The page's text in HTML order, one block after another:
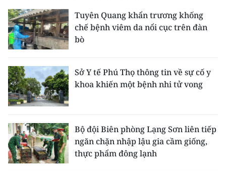
Tuyên Quang khẩn trương khống
chế bệnh viêm da nổi cục trên đàn
bò
Sở Y tế Phú Thọ thông tin về sự cố y
khoa khiến một bệnh nhi tử vong
Bộ đội Biên phòng Lạng Sơn liên tiếp
ngăn chặn nhập lậu gia cầm giống,
thực phẩm đông lạnh